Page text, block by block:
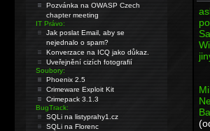
Pozvánka na OWASP Czech
chapter meeting
IT Právo:
Jak poslat Email, aby se
nejednalo o spam?
Konverzace na ICQ jako důkaz.
Uveřejnění cizích fotografií
Soubory:
Phoenix 2.5
Crimeware Exploit Kit
Crimepack 3.1.3
BugTrack:
SQLi na listyprahy1.cz
SQLi na Florenc